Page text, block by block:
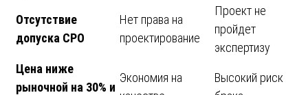
Отсутствие
допуска СРО
Нет права на
проектирование
Проект не
пройдет
экспертизу
Цена ниже
рыночной на 30% и
Экономия на
Высокий риск